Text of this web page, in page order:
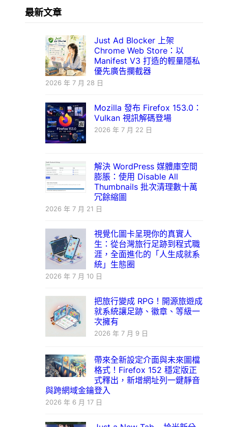
最新文章
Just Ad Blocker 上架
Chrome Web Store：以
Manifest V3 打造的輕量隱私
優先廣告攔截器
2026 年 7 月 28 日
Mozilla 發布 Firefox 153.0：
Vulkan 視訊解碼登場
2026 年 7 月 22 日
解決 WordPress 媒體庫空間
膨脹：使用 Disable All
Thumbnails 批次清理數十萬
冗餘縮圖
2026 年 7 月 21 日
視覺化圖卡呈現你的真實人
生：從台灣旅行足跡到程式職
涯，全面進化的「人生成就系
統」生態圈
2026 年 7 月 10 日
把旅行變成 RPG！開源旅遊成
就系統讓足跡、徽章、等級一
次擁有
2026 年 7 月 9 日
帶來全新設定介面與未來圖檔
格式！Firefox 152 穩定版正
式釋出，新增網址列一鍵靜音
與跨網域金鑰登入
2026 年 6 月 17 日